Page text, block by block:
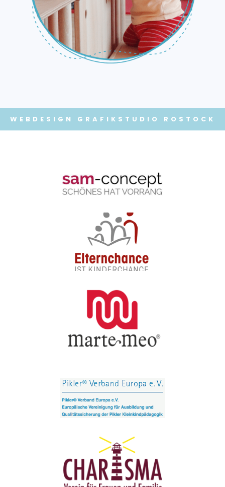
WEBDESIGN GRAFIKSTUDIO ROSTOCK